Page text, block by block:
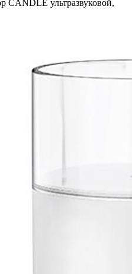
CANDLE ультразвуковой,